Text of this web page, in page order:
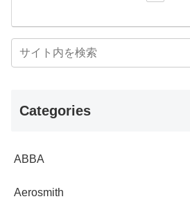
Categories
ABBA
Aerosmith